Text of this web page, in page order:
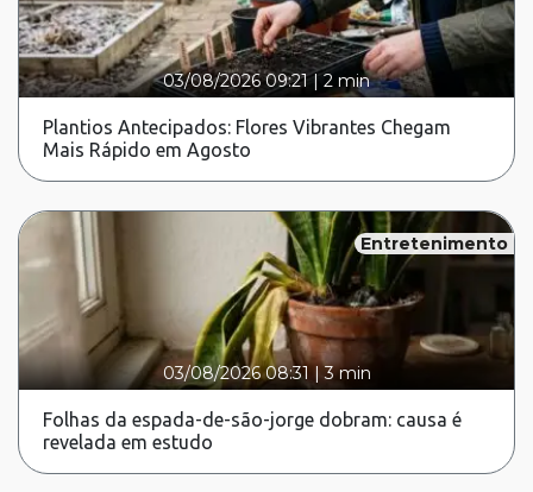
03/08/2026 09:21|2 min
Plantios Antecipados: Flores Vibrantes Chegam
Mais Rápido em Agosto
Entretenimento
03/08/2026 08:31 |3 min
Folhas da espada-de-são-jorge dobram: causa é
revelada em estudo